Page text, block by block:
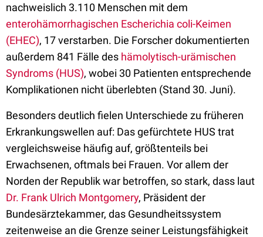
nachweislich 3.110 Menschen mit dem
enterohämorrhagischen Escherichia coli-Keimen
(EHEC), 17 verstarben. Die Forscher dokumentierten
außerdem 841 Fälle des hämolytisch-urämischen
Syndroms (HUS), wobei 30 Patienten entsprechende
Komplikationen nicht überlebten (Stand 30. Juni).
Besonders deutlich fielen Unterschiede zu früheren
Erkrankungswellen auf: Das gefürchtete HUS trat
vergleichsweise häufig auf, größtenteils bei
Erwachsenen, oftmals bei Frauen. Vor allem der
Norden der Republik war betroffen, so stark, dass laut
Dr. Frank Ulrich Montgomery, Präsident der
Bundesärztekammer, das Gesundheitssystem
zeitenweise an die Grenze seiner Leistungsfähigkeit